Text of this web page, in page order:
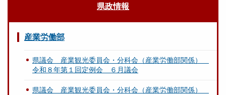
県政情報
産業労働部
県議会 産業観光委員会・分科会（産業労働部関係）
令和８年第１回定例会 ６月議会
県議会 産業観光委員会・分科会（産業労働部関係）